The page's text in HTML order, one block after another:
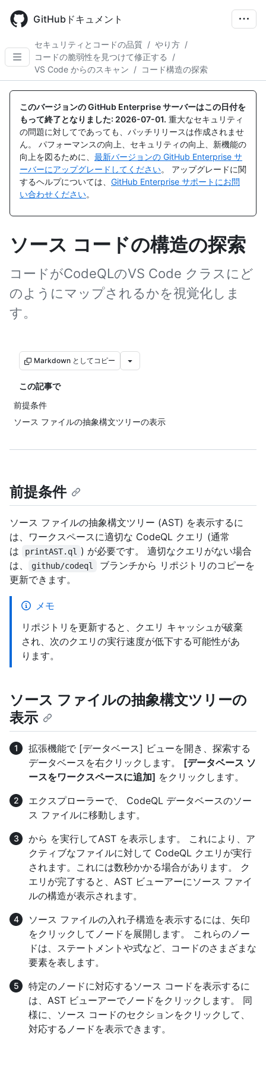
main
GitHubドキュメント
セキュリティとコードの品質 / やり方 /
コードの脆弱性を見つけて修正する
/
VS Code からのスキャン / コード構造の探索
このバージョンの GitHub Enterprise サーバーはこの日付を
もって終了となりました: 2026-07-01. 重大なセキュリティ
の問題に対してであっても、パッチリリースは作成されませ
ん。 パフォーマンスの向上、セキュリティの向上、新機能の
向上を図るために、 最新バージョンの GitHub Enterprise サ
ーバーにアップグレードしてください。 アップグレードに関
するヘルプについては、 GitHub Enterprise サポートにお問
い合わせください。
ソース コードの構造の探索
コードがCodeQLのVS Code クラスにど
のようにマップされるかを視覚化しま
す。
Markdown としてコピー
この記事で
前提条件
ソース ファイルの抽象構文ツリーの表示
前提条件
ソース ファイルの抽象構文ツリー (AST) を表示するに
は、ワークスペースに適切な CodeQL クエリ (通常
は
printAST.ql
) が必要です。 適切なクエリがない場合
は、
github/codeql ブランチから リポジトリのコピーを
更新できます。
メモ
リポジトリを更新すると、クエリ キャッシュが破棄
され、次のクエリの実行速度が低下する可能性があ
ります。
ソース ファイルの抽象構文ツリーの
表示
拡張機能で [データベース] ビューを開き、探索する
データベースを右クリックします。 [データベース ソ
ースをワークスペースに追加] をクリックします。
エクスプローラーで、 CodeQL データベースのソー
ス ファイルに移動します。
から を実行してAST を表示します。 これにより、ア
クティブなファイルに対して CodeQL クエリが実行
されます。これには数秒かかる場合があります。 ク
エリが完了すると、AST ビューアーにソース ファイ
ルの構造が表示されます。
ソース ファイルの入れ子構造を表示するには、矢印
をクリックしてノードを展開します。 これらのノー
ドは、ステートメントや式など、コードのさまざまな
要素を表します。
特定のノードに対応するソース コードを表示するに
は、AST ビューアーでノードをクリックします。 同
様に、ソース コードのセクションをクリックして、
対応するノードを表示できます。